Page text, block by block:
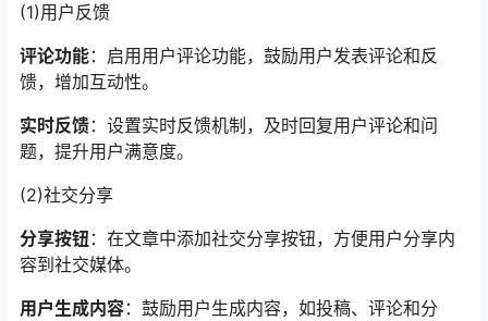
(1)用户反馈
评论功能：启用用户评论功能，鼓励用户发表评论和反
馈，增加互动性。
实时反馈：设置实时反馈机制，及时回复用户评论和问
题，提升用户满意度。
(2)社交分享
分享按钮 ：在文章中添加社交分享按钮，方便用户分享内
容到社交媒体。
用户生成内容：鼓励用户生成内容，如投稿、评论和分